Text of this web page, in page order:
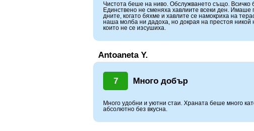
Чистота беше на ниво. Обслужването също. Всичко
Единствено не сменяха хавлиите всеки ден. Имаше
дните, когато бяхме и хавлите се намокриха на
наша молба ни дадоха, но докрая на престоя никой
които не се изсушиха.
Antoaneta Y.
7 Много добър
Много удобни и уютни стаи. Храната беше много
абсолютно без вкусна.